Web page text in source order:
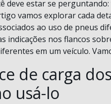
deve estar se
vamos explorar cada
ao uso de pneus
indicações nos flancos
em um veículo.
de carga
usá-lo